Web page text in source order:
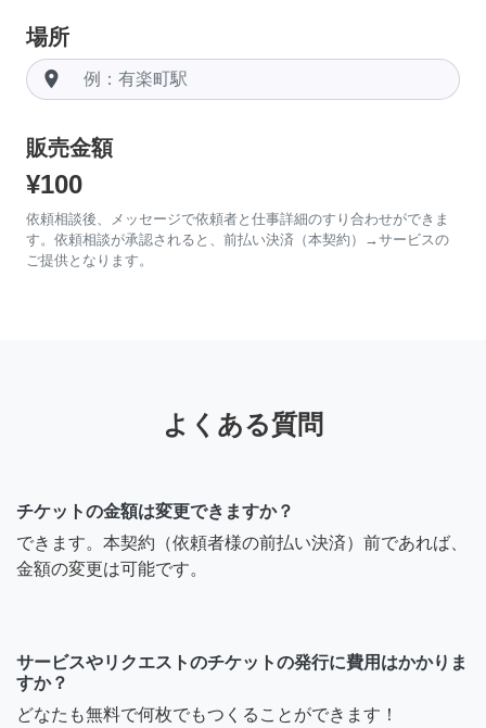
場所
room
販売金額
¥100
依頼相談後、メッセージで依頼者と仕事詳細のすり合わせができま
す。依頼相談が承認されると、前払い決済（本契約）→サービスの
ご提供となります。
よくある質問
チケットの金額は変更できますか？
できます。本契約（依頼者様の前払い決済）前であれば、
金額の変更は可能です。
サービスやリクエストのチケットの発行に費用はかかりま
すか？
どなたも無料で何枚でもつくることができます！